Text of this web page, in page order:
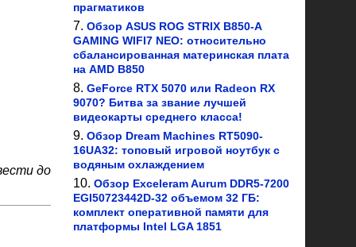
до
прагматиков
Обзор ASUS ROG STRIX B850-A
GAMING WIFI7 NEO: относительно
сбалансированная материнская плата
на AMD B850
GeForce RTX 5070 или Radeon RX
9070? Битва за звание лучшей
видеокарты среднего класса!
Обзор Dream Machines RT5090-
16UA32: топовый игровой ноутбук с
водяным охлаждением
Обзор Exceleram Aurum DDR5-7200
EGI50723442D-32 объемом 32 ГБ:
комплект оперативной памяти для
платформы Intel LGA 1851